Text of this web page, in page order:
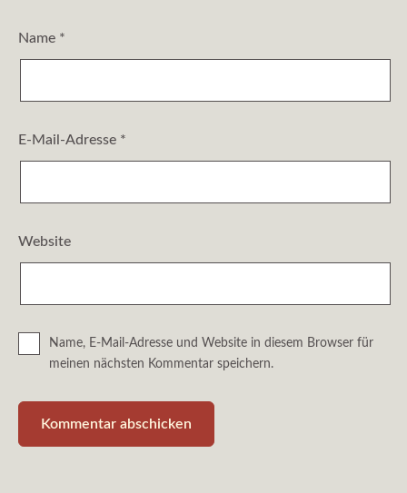
Name *
E-Mail-Adresse *
Website
Name, E-Mail-Adresse und Website in diesem Browser für
meinen nächsten Kommentar speichern.